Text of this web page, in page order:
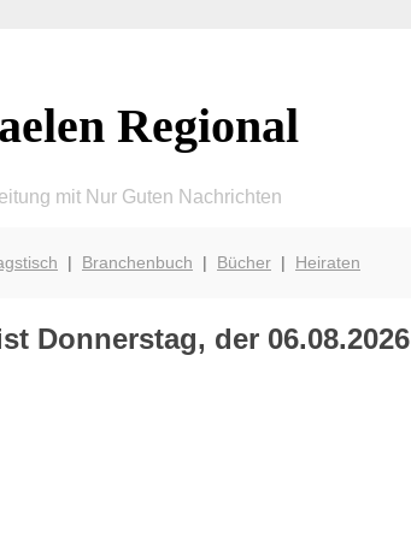
Regional
mit Nur Guten Nachrichten
| Branchenbuch | Bücher| Heiraten
Donnerstag, der 06.08.2026